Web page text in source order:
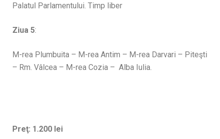
Palatul Parlamentului. Timp liber
Ziua 5:
M-rea Plumbuita – M-rea Antim – M-rea Darvari – Piteşti
– Rm. Vâlcea – M-rea Cozia – Alba Iulia.
Preţ: 1.200 lei